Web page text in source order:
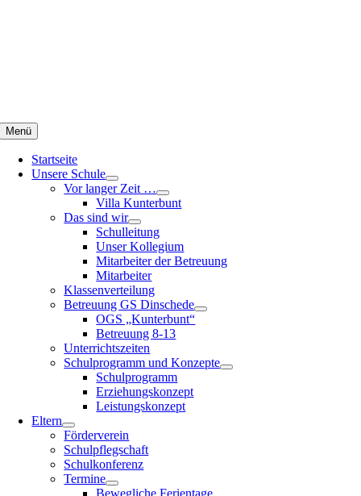
Menü
Startseite
Unsere Schule
Vor langer Zeit …
Villa Kunterbunt
Das sind wir
Schulleitung
Unser Kollegium
Mitarbeiter der Betreuung
Mitarbeiter
Klassenverteilung
Betreuung GS Dinschede
OGS „Kunterbunt“
Betreuung 8-13
Unterrichtszeiten
Schulprogramm und Konzepte
Schulprogramm
Erziehungskonzept
Leistungskonzept
Eltern
Förderverein
Schulpflegschaft
Schulkonferenz
Termine
Bewegliche Ferientage